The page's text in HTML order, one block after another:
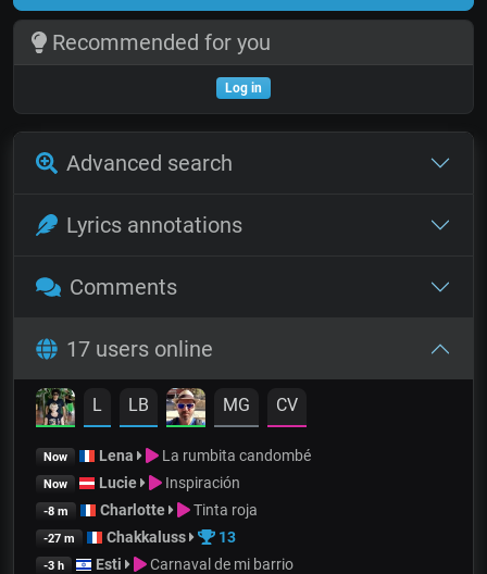
Recommended for you
Log in
Advanced search
Lyrics annotations
Comments
17 users online
L LB MG CV
Now Lena La rumbita candombé
Now Lucie Inspiración
-8 m Charlotte Tinta roja
-27 m Chakkaluss 13
-3 h Esti Carnaval de mi barrio